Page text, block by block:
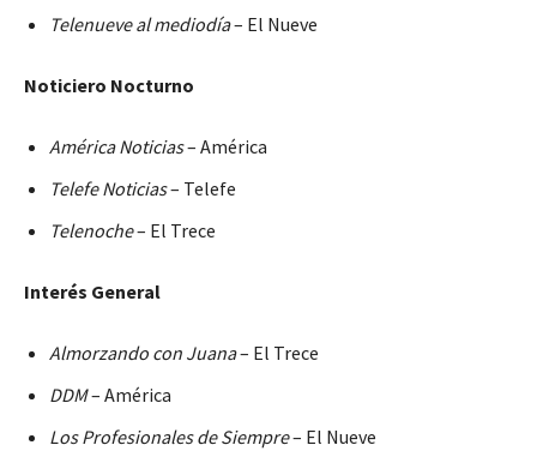
Telenueve al mediodía– El Nueve
Noticiero Nocturno
América Noticias– América
Telefe Noticias– Telefe
Telenoche– El Trece
Interés General
Almorzando con Juana– El Trece
DDM– América
Los Profesionales de Siempre– El Nueve